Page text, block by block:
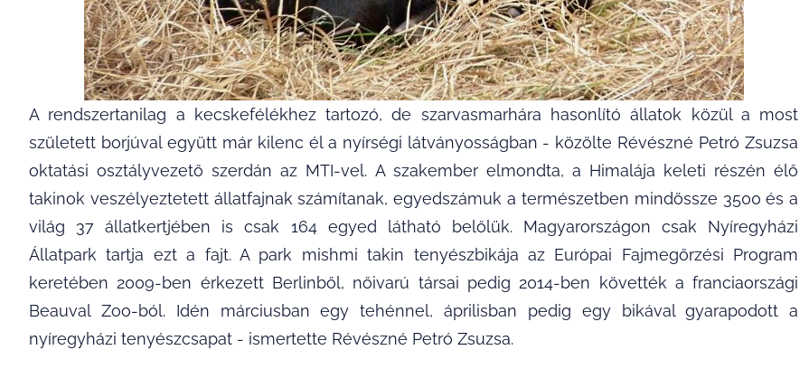
A rendszertanilag a kecskefélékhez tartozó, de szarvasmarhára hasonlító állatok közül a most
született borjúval együtt már kilenc él a nyírségi látványosságban - közölte Révészné Petró Zsuzsa
oktatási osztályvezető szerdán az MTI-vel. A szakember elmondta, a Himalája keleti részén élő
takinok veszélyeztetett állatfajnak számítanak, egyedszámuk a természetben mindössze 3500 és a
világ 37 állatkertjében is csak 164 egyed látható belőlük. Magyarországon csak Nyíregyházi
Állatpark tartja ezt a fajt. A park mishmi takin tenyészbikája az Európai Fajmegőrzési Program
keretében 2009-ben érkezett Berlinből, nőivarú társai pedig 2014-ben követték a franciaországi
Beauval Zoo-ból. Idén márciusban egy tehénnel, áprilisban pedig egy bikával gyarapodott a
nyíregyházi tenyészcsapat - ismertette Révészné Petró Zsuzsa.